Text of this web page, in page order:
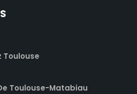
Toulouse
Toulouse-Matabiau